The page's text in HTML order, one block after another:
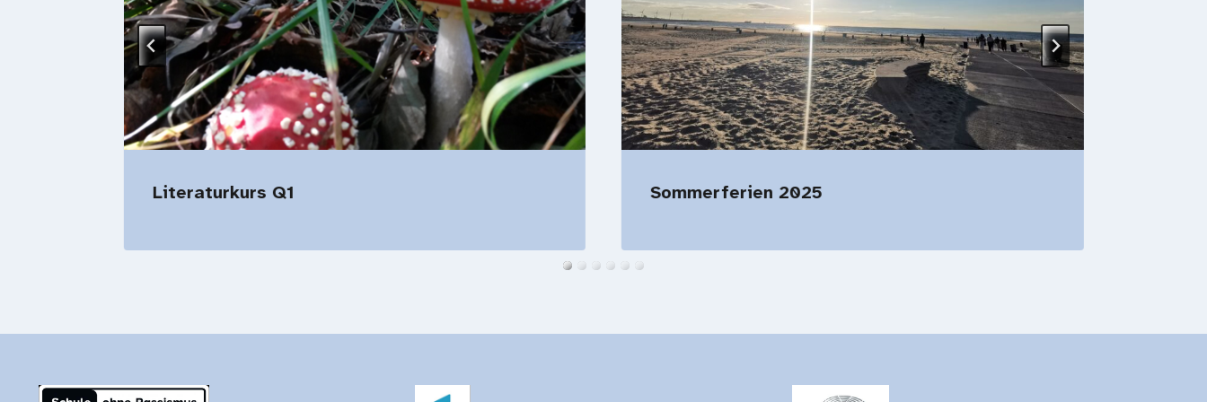
Literaturkurs Q1 Sommerferien 2025